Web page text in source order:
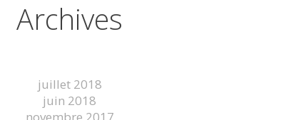
Archives
juillet 2018
juin 2018